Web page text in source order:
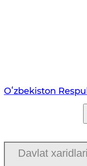
Oʻzbekiston